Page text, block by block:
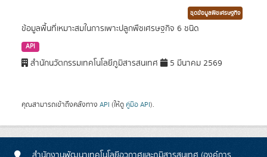
ชุดข้อมูลพืชเศรษฐกิจ
ข้อมูลพื้นที่เหมาะสมในการเพาะปลูกพืชเศรษฐกิจ 6 ชนิด
API
สำนักนวัตกรรมเทคโนโลยีภูมิสารสนเทศ 5 มีนาคม 2569
คุณสามารถเข้าถึงคลังทาง API (ให้ดู คู่มือ API).